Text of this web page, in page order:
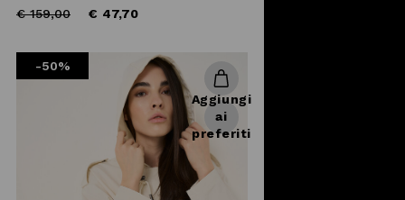
Price
€ 159,00to € 47,70
-50%
Aggiungi
ai
preferiti